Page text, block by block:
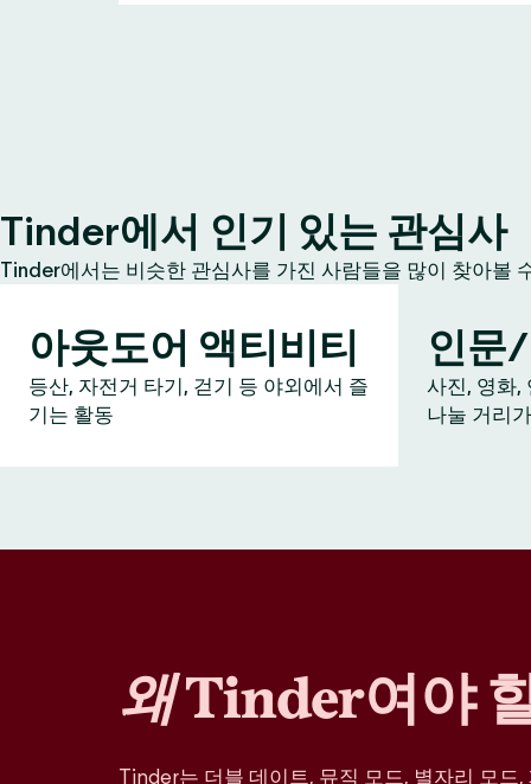
Tinder에서 인기 있는 관심사
Tinder에서는 비슷한 관심사를 가진 사람들을 많이 찾아볼
아웃도어 액티비티
등산, 자전거 타기, 걷기 등 야외에서 즐
기는 활동
인문
사진, 영화,
나눌 거리
왜Tinder여야
Tinder는 더블 데이트, 뮤직 모드, 별자리 모드